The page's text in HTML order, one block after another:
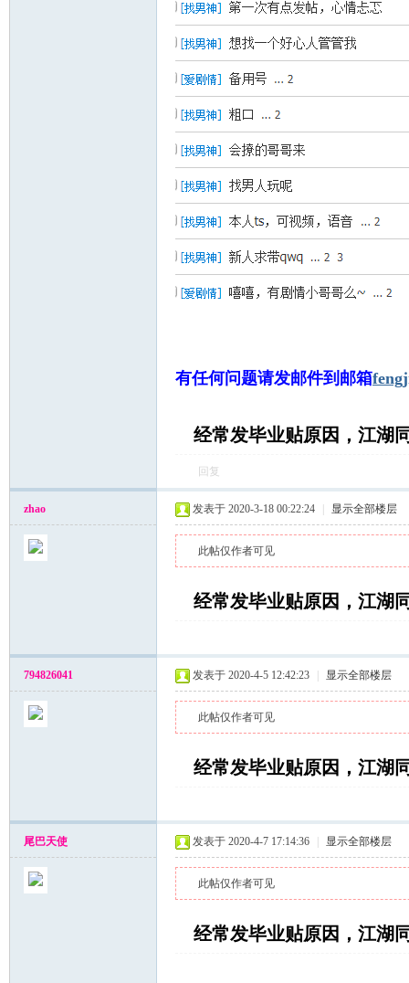
有任何问题请发邮件到邮箱
经常发毕业贴原因，江湖
回复
zhao 发表于 2020-3-18 00:22:24 显示全部楼层
此帖仅作者可见
经常发毕业贴原因，江湖
794826041 发表于 2020-4-5 12:42:23 显示全部楼层
此帖仅作者可见
经常发毕业贴原因，江湖
尾巴天使 发表于 2020-4-7 17:14:36 显示全部楼层
此帖仅作者可见
经常发毕业贴原因，江湖